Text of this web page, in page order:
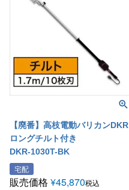
【廃番】高枝電動バリカンDKR
ロングチルト付き
DKR-1030T-BK
宅配
販売価格 ¥45,870税込